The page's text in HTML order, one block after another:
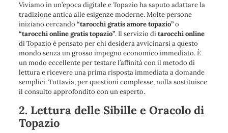
Viviamo in un’epoca digitale e Topazio ha saputo adattare la
tradizione antica alle esigenze moderne. Molte persone
iniziano cercando “tarocchi gratis amore topazio”o
“tarocchi online gratis topazio”. Il servizio ditarocchi online
di Topazio è pensato per chi desidera avvicinarsi a questo
mondo senza un grosso impegno economico immediato. È
un modo eccellente per testare l’affinità con il metodo di
lettura e ricevere una prima risposta immediata a domande
semplici. Tuttavia, per questioni complesse, nulla sostituisce
il consulto approfondito con un esperto.
2. Lettura delle Sibille e Oracolo di
Topazio